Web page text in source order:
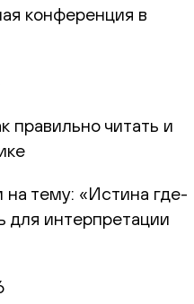
конференция в
правильно читать и
тему: «Истина где-
для интерпретации